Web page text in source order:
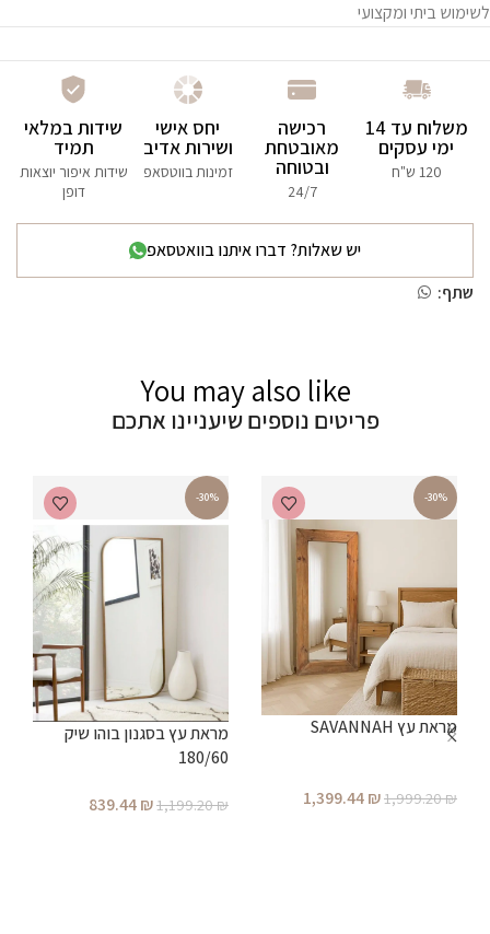
לשימוש ביתי ומקצועי
משלוח עד 14
ימי עסקים
120 ש"ח
רכישה
מאובטחת
ובטוחה
24/7
יחס אישי
ושירות אדיב
זמינות בווטסאפ
שידות במלאי
תמיד
שידות איפור יוצאות
דופן
יש שאלות? דברו איתנו בוואטסאפ
שתף:
You may also like
פריטים נוספים שיעניינו אתכם
-30%
מראת עץ SAVANNAH
1,999.20₪
1,399.44₪
-30%
מראת עץ בסגנון בוהו שיק
180/60
1,199.20₪
839.44₪